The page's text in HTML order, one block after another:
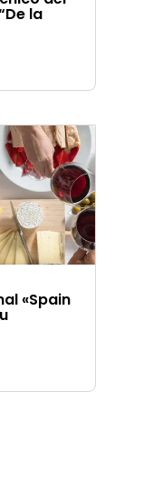
la
«Spain